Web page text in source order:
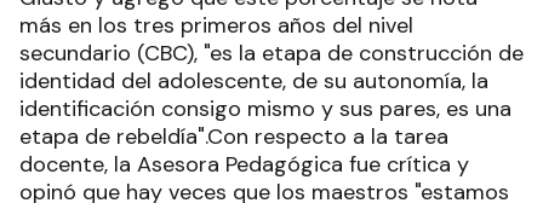
más en los tres primeros años del nivel
secundario (CBC), "es la etapa de construcción de
identidad del adolescente, de su autonomía, la
identificación consigo mismo y sus pares, es una
etapa de rebeldía".Con respecto a la tarea
docente, la Asesora Pedagógica fue crítica y
opinó que hay veces que los maestros "estamos